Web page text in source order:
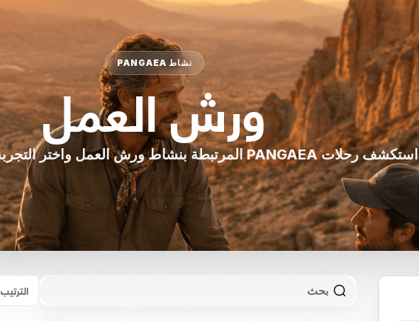
نشاط PANGAEA
ورش العمل استكشف رحلات PANGAEA المرتبطة بنشاط ورش العمل واختر التجربة الأنسب لأسلوبك.
الترتيب